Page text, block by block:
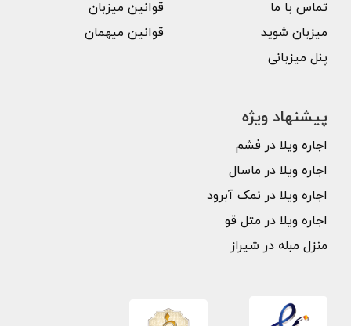
تماس با ما
میزبان شوید
پنل میزبانی
قوانین میزبان
قوانین میهمان
پیشنهاد ویژه
اجاره ویلا در فشم
اجاره ویلا در ماسال
اجاره ویلا در نمک آبرود
اجاره ویلا در متل قو
منزل مبله در شیراز